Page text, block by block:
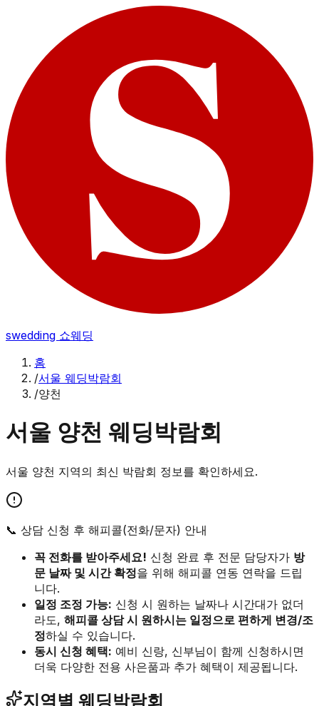
swedding 쇼웨딩
홈
/서울 웨딩박람회
/양천
서울 양천 웨딩박람회
서울 양천 지역의 최신 박람회 정보를 확인하세요.
📞 상담 신청 후 해피콜(전화/문자) 안내
꼭 전화를 받아주세요! 신청 완료 후 전문 담당자가 방
문 날짜 및 시간 확정을 위해 해피콜 연동 연락을 드립
니다.
일정 조정 가능: 신청 시 원하는 날짜나 시간대가 없더
라도, 해피콜 상담 시 원하시는 일정으로 편하게 변경/조
정하실 수 있습니다.
동시 신청 혜택: 예비 신랑, 신부님이 함께 신청하시면
더욱 다양한 전용 사은품과 추가 혜택이 제공됩니다.
지역별 웨딩박람회